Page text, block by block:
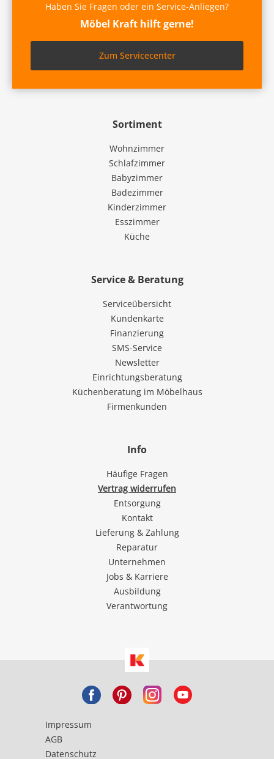
Sortiment
Wohnzimmer
Schlafzimmer
Babyzimmer
Badezimmer
Kinderzimmer
Esszimmer
Küche
Service & Beratung
Serviceübersicht
Kundenkarte
Finanzierung
SMS-Service
Newsletter
Einrichtungsberatung
Küchenberatung im Möbelhaus
Firmenkunden
Info
Häufige Fragen
Vertrag widerrufen
Entsorgung
Kontakt
Lieferung & Zahlung
Reparatur
Unternehmen
Jobs & Karriere
Ausbildung
Verantwortung
Haben Sie Fragen oder ein Service-Anliegen?
Möbel Kraft hilft gerne!
Zum Servicecenter
Impressum
AGB
Datenschutz